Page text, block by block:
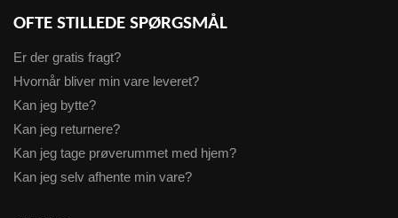
OFTE STILLEDE SPØRGSMÅL
Er der gratis fragt?
Hvornår bliver min vare leveret?
Kan jeg bytte?
Kan jeg returnere?
Kan jeg tage prøverummet med hjem?
Kan jeg selv afhente min vare?